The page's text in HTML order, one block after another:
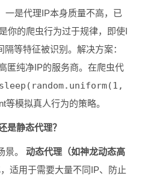
一是代理IP本身质量不高，已
你的爬虫行为过于规律，即使I
等特征被识别。解决方案：
匿纯净IP的服务商。在爬虫代
等模拟真人行为的策略。
是静态代理？
景。 动态代理（如神龙动态高
适用于需要大量不同IP、防止